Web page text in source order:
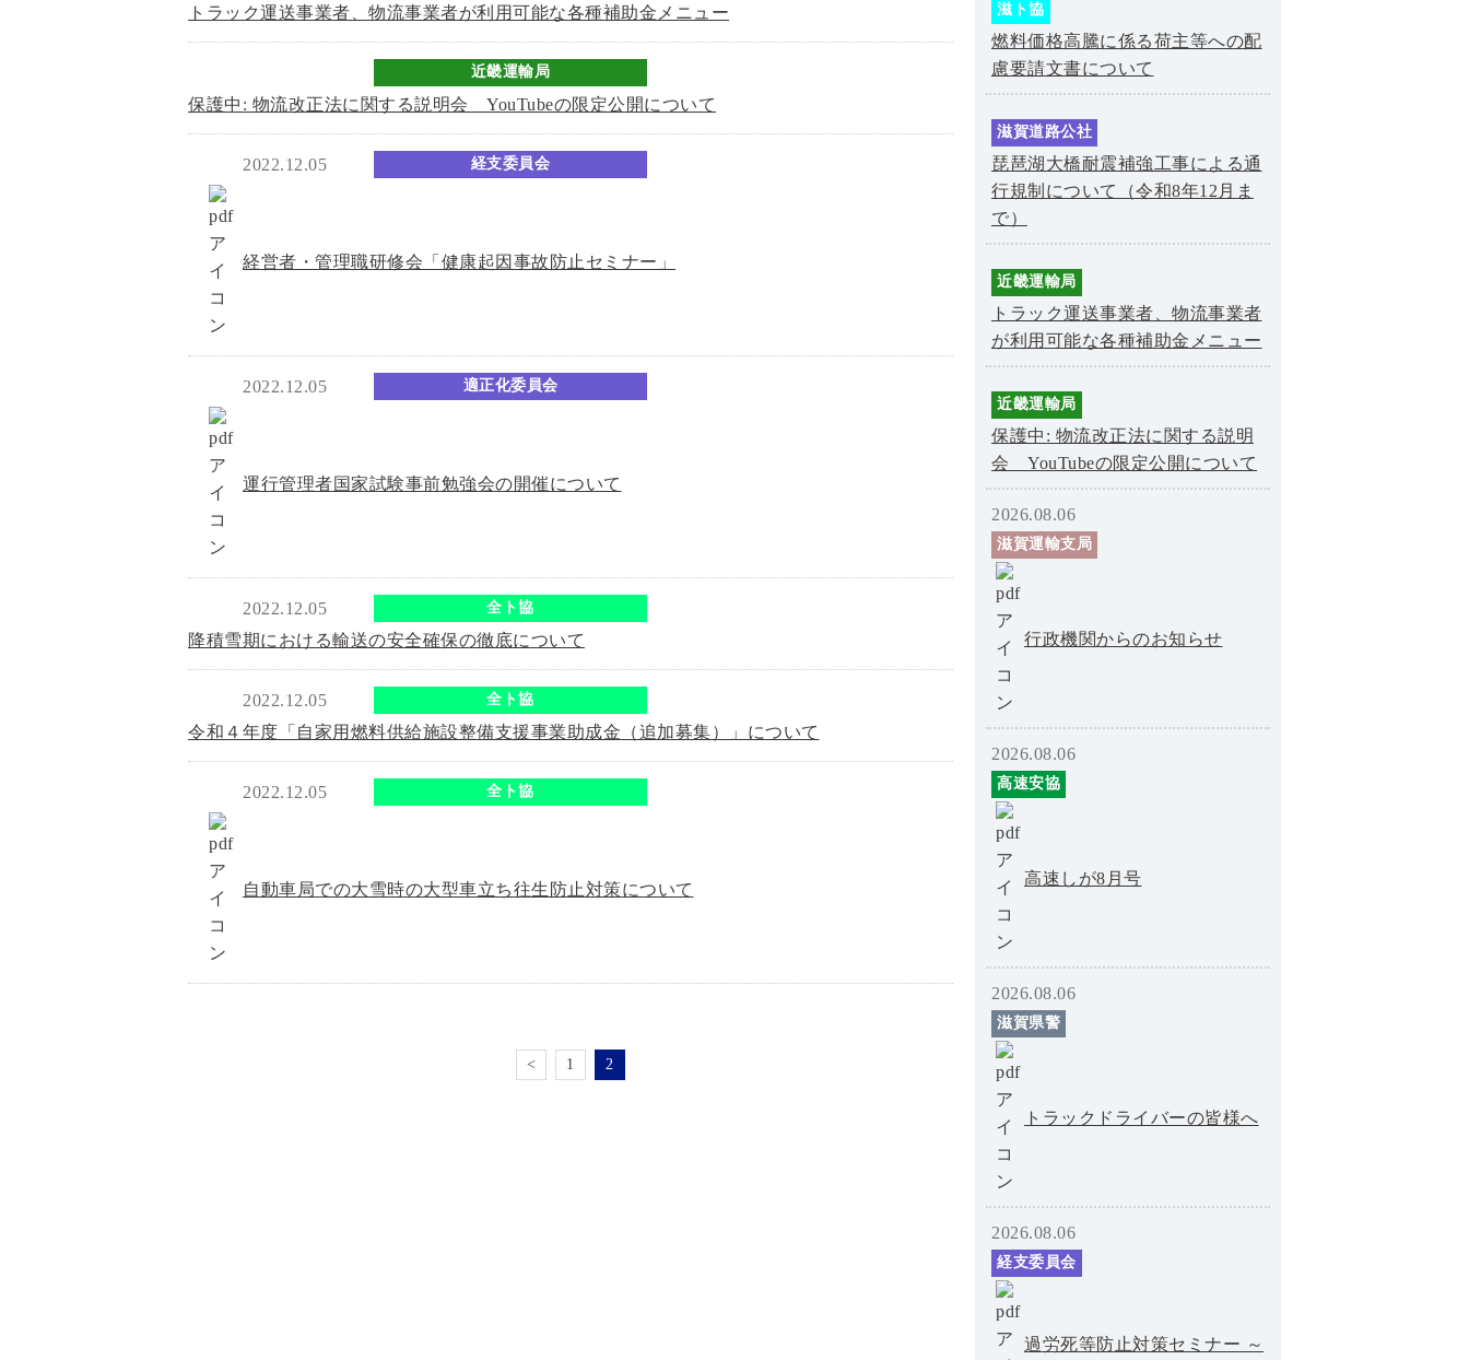
トラック運送事業者、物流事業者が利用可能な各種補助金メニュー
近畿運輸局
保護中: 物流改正法に関する説明会 YouTubeの限定公開について
2022.12.05 経支委員会
経営者・管理職研修会「健康起因事故防止セミナー」
2022.12.05 適正化委員会
運行管理者国家試験事前勉強会の開催について
2022.12.05 全ト協
降積雪期における輸送の安全確保の徹底について
2022.12.05 全ト協
令和４年度「自家用燃料供給施設整備支援事業助成金（追加募集）」について
2022.12.05 全ト協
自動車局での大雪時の大型車立ち往生防止対策について
< 1 2
滋ト協
燃料価格高騰に係る荷主等への配
慮要請文書について
滋賀道路公社
琵琶湖大橋耐震補強工事による通
行規制について（令和8年12月ま
で）
近畿運輸局
トラック運送事業者、物流事業者
が利用可能な各種補助金メニュー
近畿運輸局
保護中: 物流改正法に関する説明
会 YouTubeの限定公開について
2026.08.06
滋賀運輸支局
行政機関からのお知らせ
2026.08.06
高速安協
高速しが8月号
2026.08.06
滋賀県警
トラックドライバーの皆様へ
2026.08.06
経支委員会
過労死等防止対策セミナー ～